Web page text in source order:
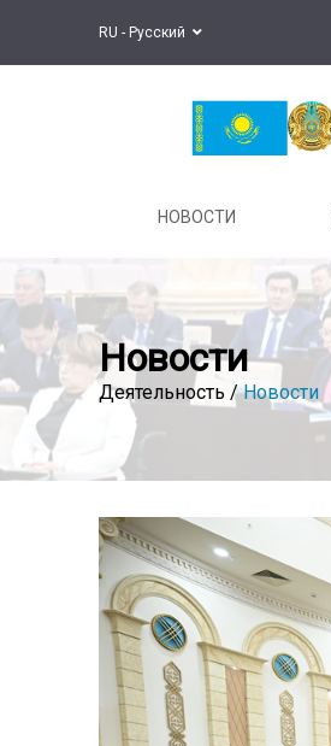
RU - Русский
НОВОСТИ
Новости
Деятельность /Новости